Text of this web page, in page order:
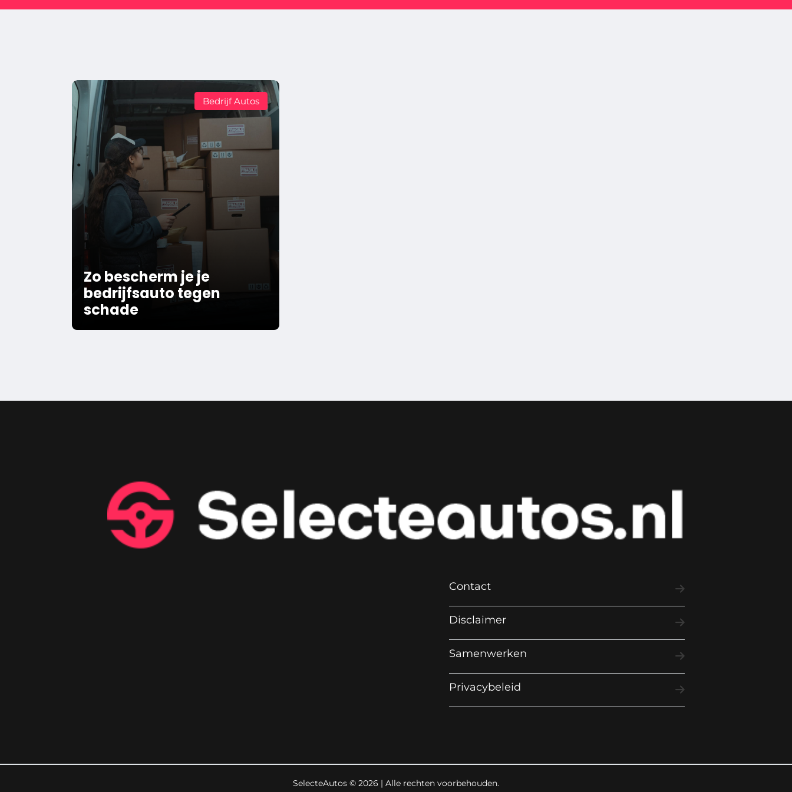
Bedrijf Autos
Zo bescherm je je
bedrijfsauto tegen
schade
Contact
Disclaimer
Samenwerken
Privacybeleid
SelecteAutos © 2026 | Alle rechten voorbehouden.